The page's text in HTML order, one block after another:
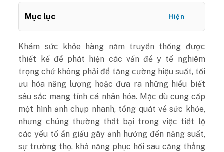
Mục lục Hiện
Khám sức khỏe hàng năm truyền thống được
thiết kế để phát hiện các vấn đề y tế nghiêm
trọng chứ không phải để tăng cường hiệu suất, tối
ưu hóa năng lượng hoặc đưa ra những hiểu biết
sâu sắc mang tính cá nhân hóa. Mặc dù cung cấp
một hình ảnh chụp nhanh, tổng quát về sức khỏe,
nhưng chúng thường thất bại trong việc tiết lộ
các yếu tố ẩn giấu gây ảnh hưởng đến năng suất,
sự trường thọ, khả năng phục hồi sau căng thẳng